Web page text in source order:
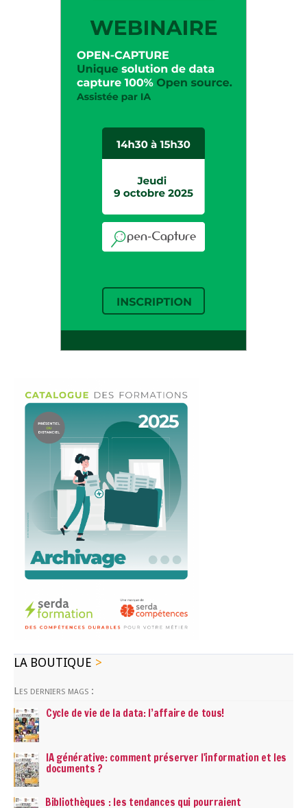
LA BOUTIQUE
Les derniers mags :
Cycle de vie de la data: l’affaire de tous!
IA générative: comment préserver l'information et les
documents ?
Bibliothèques : les tendances qui pourraient